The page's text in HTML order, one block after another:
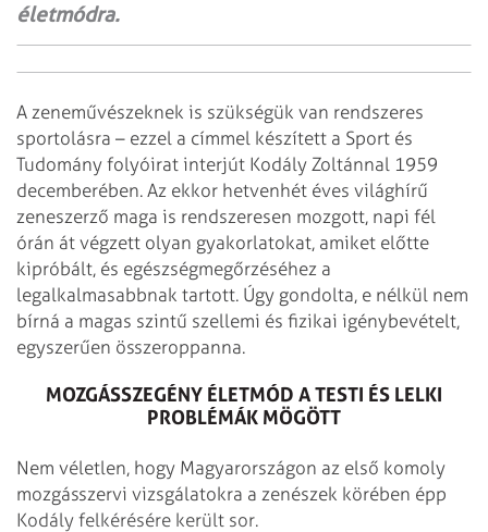
életmódra.
A zeneművészeknek is szükségük van rendszeres
sportolásra – ezzel a címmel készített a Sport és
Tudomány folyóirat interjút Kodály Zoltánnal 1959
decemberében. Az ekkor hetvenhét éves világhírű
zeneszerző maga is rendszeresen mozgott, napi fél
órán át végzett olyan gyakorlatokat, amiket előtte
kipróbált, és egészségmegőrzéséhez a
legalkalmasabbnak tartott. Úgy gondolta, e nélkül nem
bírná a magas szintű szellemi és fizikai igénybevételt,
egyszerűen összeroppanna.
MOZGÁSSZEGÉNY ÉLETMÓD A TESTI ÉS LELKI
PROBLÉMÁK MÖGÖTT
Nem véletlen, hogy Magyarországon az első komoly
mozgásszervi vizsgálatokra a zenészek körében épp
Kodály felkérésére került sor.